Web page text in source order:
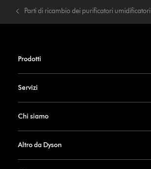
Parti di ricambio dei purificatori umidificatori
Prodotti
Servizi
Chi siamo
Altro da Dyson